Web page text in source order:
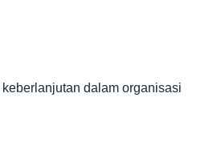
dalam organisasi